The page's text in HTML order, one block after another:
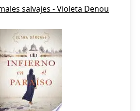
salvajes - Violeta Denou